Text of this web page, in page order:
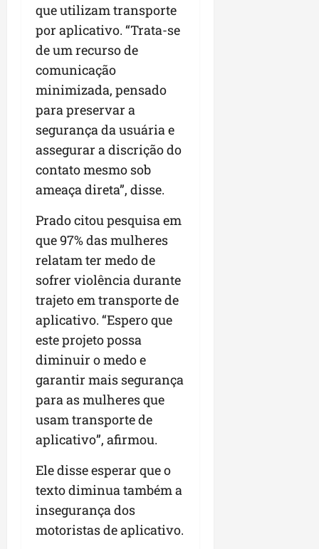
que utilizam transporte
por aplicativo. “Trata-se
de um recurso de
comunicação
minimizada, pensado
para preservar a
segurança da usuária e
assegurar a discrição do
contato mesmo sob
ameaça direta”, disse.
Prado citou pesquisa em
que 97% das mulheres
relatam ter medo de
sofrer violência durante
trajeto em transporte de
aplicativo. “Espero que
este projeto possa
diminuir o medo e
garantir mais segurança
para as mulheres que
usam transporte de
aplicativo”, afirmou.
Ele disse esperar que o
texto diminua também a
insegurança dos
motoristas de aplicativo.